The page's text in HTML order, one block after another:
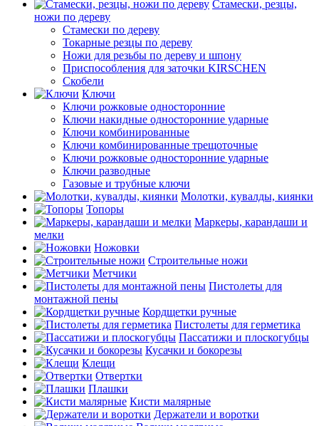
Стамески, резцы,
ножи по дереву
Стамески по дереву
Токарные резцы по дереву
Ножи для резьбы по дереву и шпону
Приспособления для заточки KIRSCHEN
Скобели
Ключи
Ключи рожковые односторонние
Ключи накидные односторонние ударные
Ключи комбинированные
Ключи комбинированные трещоточные
Ключи рожковые односторонние ударные
Ключи разводные
Газовые и трубные ключи
Молотки, кувалды, киянки
Топоры
Маркеры, карандаши и
мелки
Ножовки
Строительные ножи
Метчики
Пистолеты для
монтажной пены
Кордщетки ручные
Пистолеты для герметика
Пассатижи и плоскогубцы
Кусачки и бокорезы
Клещи
Отвертки
Плашки
Кисти малярные
Держатели и воротки